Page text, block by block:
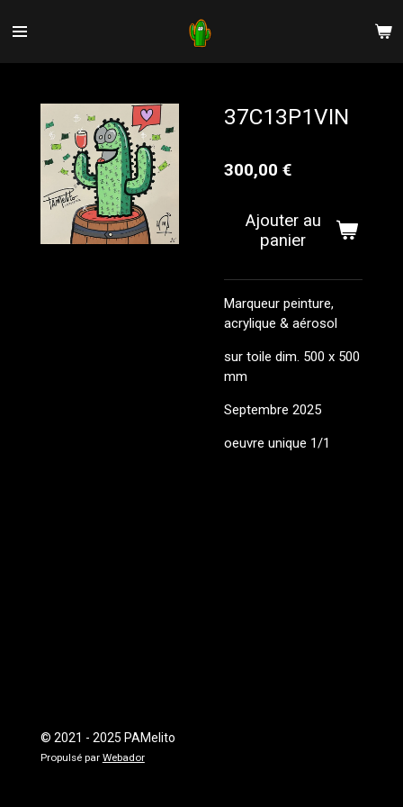
au
37C13P1VIN
300,00 €
Ajouter au
panier
Marqueur peinture,
acrylique & aérosol
sur toile dim. 500 x 500
mm
Septembre 2025
oeuvre unique 1/1
© 2021 - 2025 PAMelito
Propulsé par Webador